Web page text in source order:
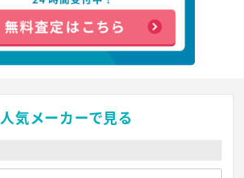
人気メーカーで見る